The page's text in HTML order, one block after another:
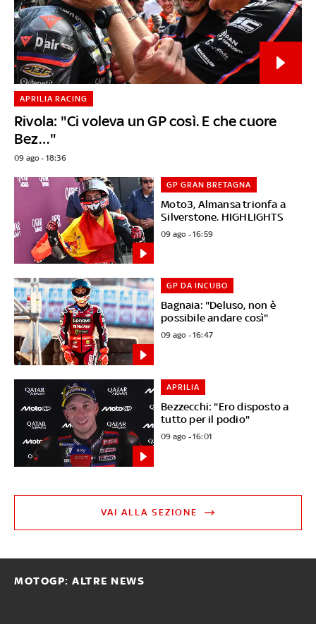
Rivola: "Ci voleva un GP così. E che cuore
Bez…"
APRILIA RACING
09 ago - 18:36
Moto3, Almansa trionfa a
Silverstone. HIGHLIGHTS
GP GRAN BRETAGNA
09 ago - 16:59
Bagnaia: "Deluso, non è
possibile andare così"
GP DA INCUBO
09 ago - 16:47
Bezzecchi: "Ero disposto a
tutto per il podio"
APRILIA
09 ago - 16:01
VAI ALLA SEZIONE
MOTOGP: ALTRE NEWS